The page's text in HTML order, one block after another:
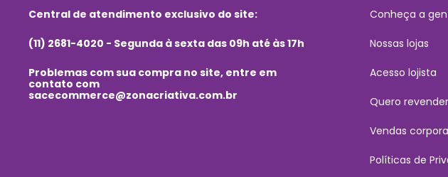
Central de atendimento exclusivo do site:
(11) 2681-4020 - Segunda à sexta das 09h até às 17h
Problemas com sua compra no site, entre em
contato com
sacecommerce@zonacriativa.com.br
Conheça a
Nossas lojas
Acesso lojista
Quero revender
Vendas
Políticas de